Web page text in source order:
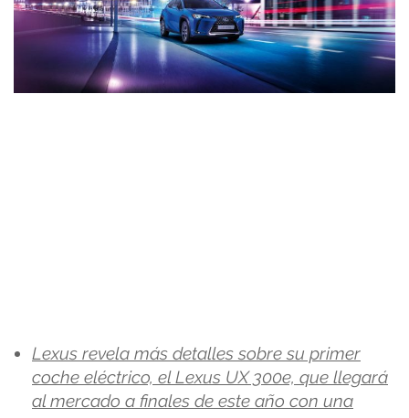
Lexus revela más detalles sobre su primer
coche eléctrico, el Lexus UX 300e, que llegará
al mercado a finales de este año con una